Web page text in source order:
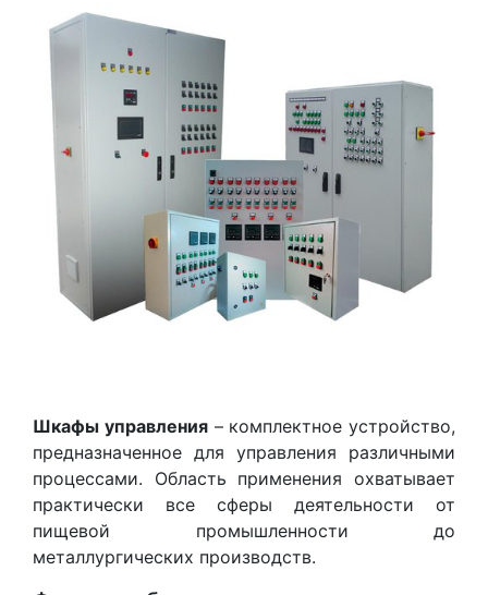
Шкафы управления– комплектное устройство,
предназначенное для управления различными
процессами. Область применения охватывает
практически все сферы деятельности от
пищевой промышленности до
металлургических производств.